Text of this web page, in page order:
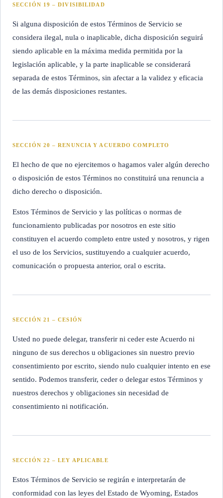
SECCIÓN 19 – DIVISIBILIDAD
Si alguna disposición de estos Términos de Servicio se
considera ilegal, nula o inaplicable, dicha disposición seguirá
siendo aplicable en la máxima medida permitida por la
legislación aplicable, y la parte inaplicable se considerará
separada de estos Términos, sin afectar a la validez y eficacia
de las demás disposiciones restantes.
SECCIÓN 20 – RENUNCIA Y ACUERDO COMPLETO
El hecho de que no ejercitemos o hagamos valer algún derecho
o disposición de estos Términos no constituirá una renuncia a
dicho derecho o disposición.
Estos Términos de Servicio y las políticas o normas de
funcionamiento publicadas por nosotros en este sitio
constituyen el acuerdo completo entre usted y nosotros, y rigen
el uso de los Servicios, sustituyendo a cualquier acuerdo,
comunicación o propuesta anterior, oral o escrita.
SECCIÓN 21 – CESIÓN
Usted no puede delegar, transferir ni ceder este Acuerdo ni
ninguno de sus derechos u obligaciones sin nuestro previo
consentimiento por escrito, siendo nulo cualquier intento en ese
sentido. Podemos transferir, ceder o delegar estos Términos y
nuestros derechos y obligaciones sin necesidad de
consentimiento ni notificación.
SECCIÓN 22 – LEY APLICABLE
Estos Términos de Servicio se regirán e interpretarán de
conformidad con las leyes del Estado de Wyoming, Estados